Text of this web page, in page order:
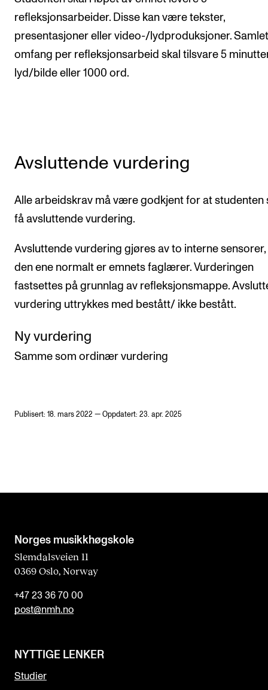
refleksjonsarbeider. Disse kan være tekster,
presentasjoner eller video-/lydproduksjoner. Samlet
omfang per refleksjonsarbeid skal tilsvare 5
lyd/bilde eller 1000 ord.
Avsluttende vurdering
Alle arbeidskrav må være godkjent for at studenten
få avsluttende vurdering.
Avsluttende vurdering gjøres av to interne sensorer,
den ene normalt er emnets faglærer. Vurderingen
fastsettes på grunnlag av refleksjonsmappe.
vurdering uttrykkes med bestått/ ikke bestått.
Ny vurdering
Samme som ordinær vurdering
Publisert: 18. mars 2022 — Oppdatert: 23. apr. 2025
Norges musikk­høgskole
Slemdalsveien 11
0369 Oslo, Norway
+47 23 36 70 00
post@nmh.no
NYTTIGE LENKER
Studier